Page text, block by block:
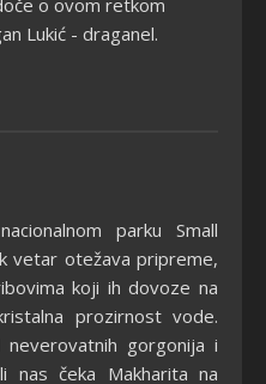
o ovom retkom
Lukić - draganel.
parku Small
vetar otežava pripreme,
koji ih dovoze na
prozirnost vode.
gorgonija i
nas čeka Makharita na